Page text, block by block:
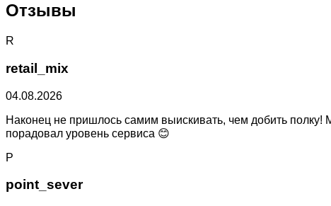
Отзывы
R
retail_mix
04.08.2026
Наконец не пришлось самим выискивать, чем добить
порадовал уровень сервиса 😊
P
point_sever